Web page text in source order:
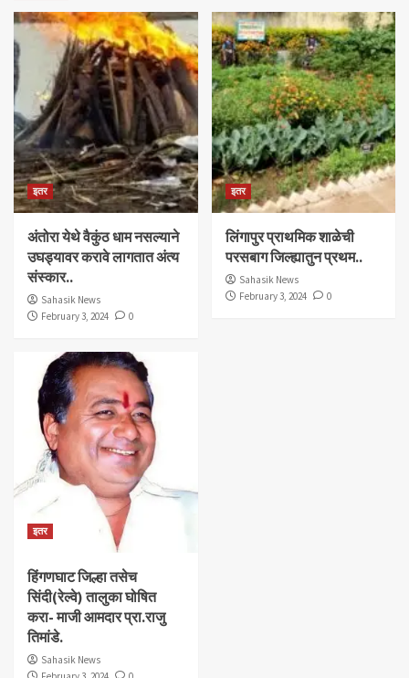
इतर
अंतोरा येथे वैकुंठ धाम नसल्याने
उघड्यावर करावे लागतात अंत्य
संस्कार..
Sahasik News
February 3, 2024
0
इतर
लिंगापुर प्राथमिक शाळेची
परसबाग जिल्ह्यातुन प्रथम..
Sahasik News
February 3, 2024
0
इतर
हिंगणघाट जिल्हा तसेच
सिंदी(रेल्वे) तालुका घोषित
करा- माजी आमदार प्रा.राजु
तिमांडे.
Sahasik News